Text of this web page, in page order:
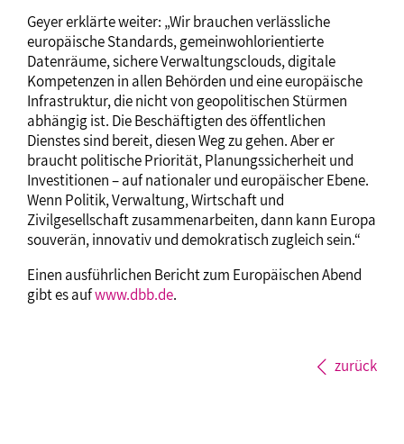
Geyer erklärte weiter: „Wir brauchen verlässliche
europäische Standards, gemeinwohlorientierte
Datenräume, sichere Verwaltungsclouds, digitale
Kompetenzen in allen Behörden und eine europäische
Infrastruktur, die nicht von geopolitischen Stürmen
abhängig ist. Die Beschäftigten des öffentlichen
Dienstes sind bereit, diesen Weg zu gehen. Aber er
braucht politische Priorität, Planungssicherheit und
Investitionen – auf nationaler und europäischer Ebene.
Wenn Politik, Verwaltung, Wirtschaft und
Zivilgesellschaft zusammenarbeiten, dann kann Europa
souverän, innovativ und demokratisch zugleich sein.“
Einen ausführlichen Bericht zum Europäischen Abend
gibt es aufwww.dbb.de.
zurück